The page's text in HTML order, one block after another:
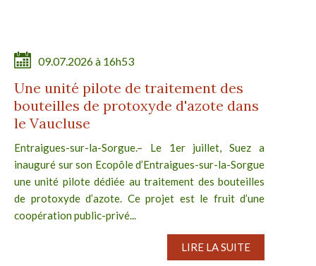
09.07.2026 à 16h53
Une unité pilote de traitement des
bouteilles de protoxyde d'azote dans
le Vaucluse
Entraigues-sur-la-Sorgue.– Le 1er juillet, Suez a
inauguré sur son Ecopôle d’Entraigues-sur-la-Sorgue
une unité pilote dédiée au traitement des bouteilles
de protoxyde d’azote. Ce projet est le fruit d’une
coopération public-privé...
LIRE LA SUITE